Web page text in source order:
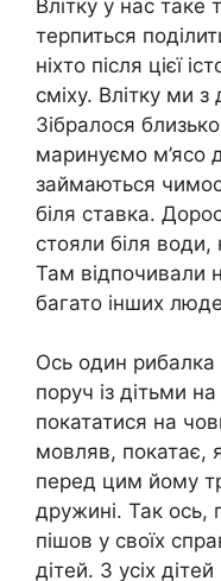
Влітку у нас таке
терпиться
ніхто після цієї
сміху. Влітку ми
Зібралося
маринуємо м’ясо
займаються
біля ставка.
стояли біля
Там відпочивали
багато інших
Ось один рибалка
поруч із дітьми
покататися на
мовляв, покатає,
перед цим йому
дружині. Так ось,
пішов у своїх
дітей. З усіх